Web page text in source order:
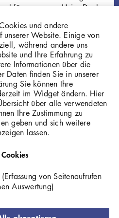
für
Heine-Denkmal
Gi413
und andere
unserer Website. Einige von
während andere uns
und Ihre Erfahrung zu
Informationen über die
Daten finden Sie in unserer
Sie können Ihre
im Widget ändern. Hier
über alle verwendeten
Ihre Zustimmung zu
geben und sich weitere
lassen.
(Erfassung von Seitenaufrufen
Auswertung)